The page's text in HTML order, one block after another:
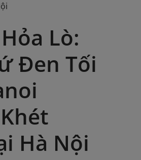
Lò:
Đen Tối
Hà Nội